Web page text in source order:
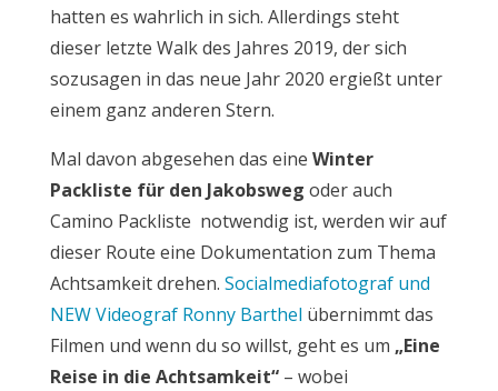
hatten es wahrlich in sich. Allerdings steht
dieser letzte Walk des Jahres 2019, der sich
sozusagen in das neue Jahr 2020 ergießt unter
einem ganz anderen Stern.
Mal davon abgesehen das eine Winter
Packliste für den Jakobsweg oder auch
Camino Packliste notwendig ist, werden wir auf
dieser Route eine Dokumentation zum Thema
Achtsamkeit drehen. Socialmediafotograf und
NEW Videograf Ronny Barthel übernimmt das
Filmen und wenn du so willst, geht es um „Eine
Reise in die Achtsamkeit“– wobei